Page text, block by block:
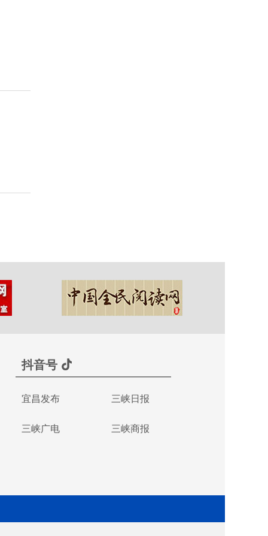
抖音号
宜昌发布 三峡日报
三峡广电 三峡商报